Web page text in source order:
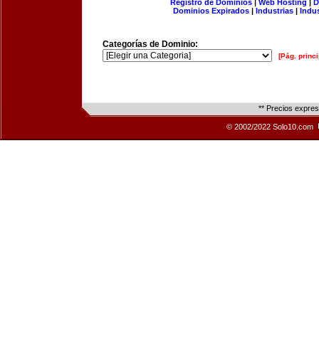
Registro de Dominios| Web Hosting |
Dominios Expirados | Industrias |
Categorías de Dominio:
[Pág.
** Precios
© 2002/2022 Solo10.com